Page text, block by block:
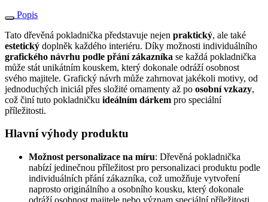
Popis
Tato dřevěná pokladnička představuje nejen praktický, ale také
estetický doplněk každého interiéru. Díky možnosti individuálního
grafického návrhu podle přání zákazníka se každá pokladnička
může stát unikátním kouskem, který dokonale odráží osobnost
svého majitele. Grafický návrh může zahrnovat jakékoli motivy, od
jednoduchých iniciál přes složité ornamenty až po osobní vzkazy,
což činí tuto pokladničku ideálním dárkem pro speciální
příležitosti.
Hlavní výhody produktu
Možnost personalizace na míru: Dřevěná pokladnička
nabízí jedinečnou příležitost pro personalizaci produktu podle
individuálních přání zákazníka, což umožňuje vytvoření
naprosto originálního a osobního kousku, který dokonale